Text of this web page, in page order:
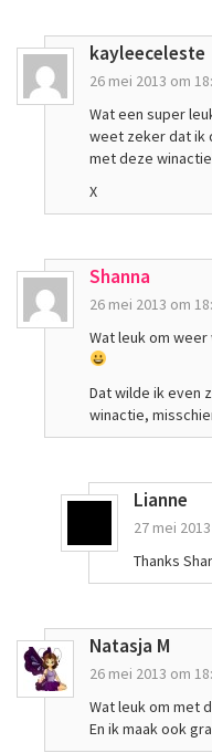
kayleeceleste
26 mei 2013 om
Wat een super
weet zeker dat ik
met deze
X
Shanna
26 mei 2013 om
Wat leuk om weer
Dat wilde ik even
winactie,
Lianne
27 mei
Thanks
Natasja M
26 mei 2013 om
Wat leuk om met
En ik maak ook